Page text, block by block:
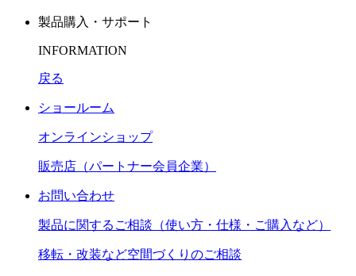
製品購入・サポート
INFORMATION
戻る
ショールーム
オンラインショップ
販売店（パートナー会員企業）
お問い合わせ
製品に関するご相談（使い方・仕様・ご購入など）
移転・改装など空間づくりのご相談